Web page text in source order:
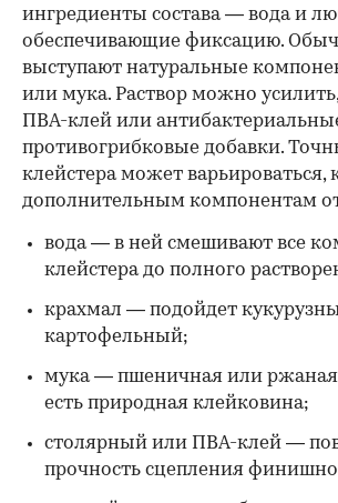
ингредиенты состава — вода и
обеспечивающие фиксацию.
выступают натуральные
или мука. Раствор можно
ПВА-клей или
противогрибковые добавки.
клейстера может
дополнительным компонентам
вода — в ней смешивают все
клейстера до полного
крахмал — подойдет
картофельный;
мука — пшеничная или
есть природная клейковина;
столярный или ПВА-клей —
прочность сцепления